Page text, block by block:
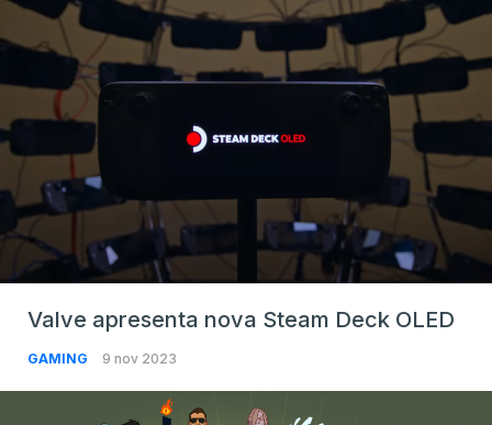
Valve apresenta nova Steam Deck OLED
GAMING 9 nov 2023